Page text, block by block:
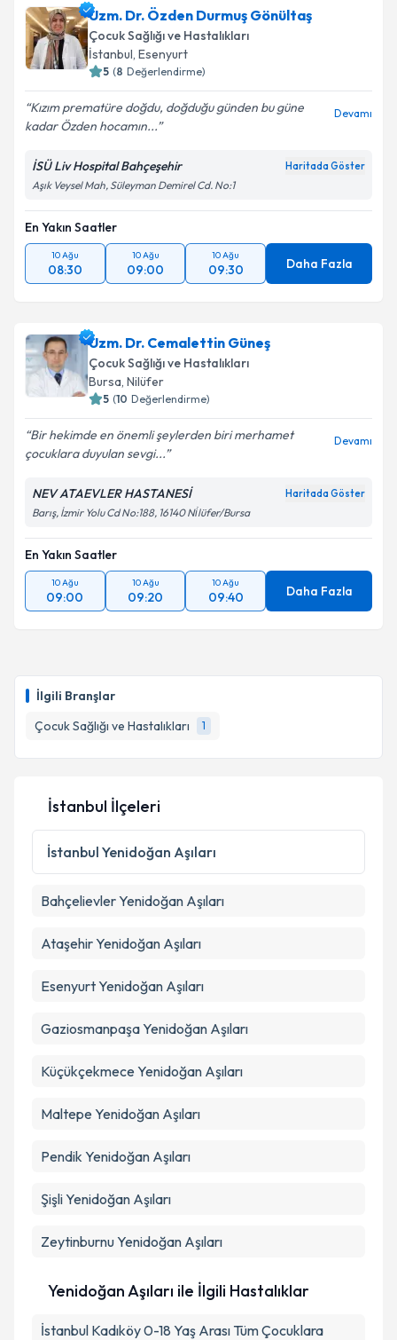
İlgili Branşlar
Çocuk Sağlığı ve Hastalıkları
1
Uzm. Dr. Özden Durmuş Gönültaş
Çocuk Sağlığı ve Hastalıkları
İstanbul, Esenyurt
5 (8 Değerlendirme)
Kızım prematüre doğdu, doğduğu günden bu güne
kadar Özden hocamın...
Devamı
İSÜ Liv Hospital Bahçeşehir Haritada Göster
Aşık Veysel Mah, Süleyman Demirel Cd. No:1
En Yakın Saatler
10 Ağu
08:30
10 Ağu
09:00
10 Ağu
09:30 Daha Fazla
Uzm. Dr. Cemalettin Güneş
Çocuk Sağlığı ve Hastalıkları
Bursa, Nilüfer
5 (10 Değerlendirme)
Bir hekimde en önemli şeylerden biri merhamet
çocuklara duyulan sevgi...
Devamı
NEV ATAEVLER HASTANESİ Haritada Göster
Barış, İzmir Yolu Cd No:188, 16140 Ni̇lüfer/Bursa
En Yakın Saatler
10 Ağu
09:00
10 Ağu
09:20
10 Ağu
09:40 Daha Fazla
İstanbul İlçeleri
İstanbul Yenidoğan Aşıları
BahçelievlerYenidoğan Aşıları
AtaşehirYenidoğan Aşıları
EsenyurtYenidoğan Aşıları
GaziosmanpaşaYenidoğan Aşıları
Küçükçekmece Yenidoğan Aşıları
Maltepe Yenidoğan Aşıları
Pendik Yenidoğan Aşıları
ŞişliYenidoğan Aşıları
ZeytinburnuYenidoğan Aşıları
Yenidoğan Aşıları ile İlgili Hastalıklar
İstanbul Kadıköy 0-18 Yaş Arası Tüm Çocuklara